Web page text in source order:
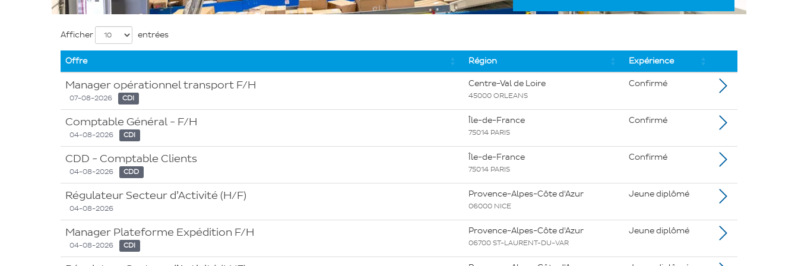
Liste
des
offres
Afficher entrées
Offre Région Expérience
Manager opérationnel transport F/H
07-08-2026 CDI
Centre-Val de Loire
45000 ORLEANS
Confirmé
Comptable Général - F/H
04-08-2026 CDI
Île-de-France
75014 PARIS
Confirmé
CDD - Comptable Clients
04-08-2026 CDD
Île-de-France
75014 PARIS
Confirmé
Régulateur Secteur d’Activité (H/F)
04-08-2026
Provence-Alpes-Côte d'Azur
06000 NICE
Jeune diplômé
Manager Plateforme Expédition F/H
04-08-2026 CDI
Provence-Alpes-Côte d'Azur
06700 ST-LAURENT-DU-VAR
Jeune diplômé